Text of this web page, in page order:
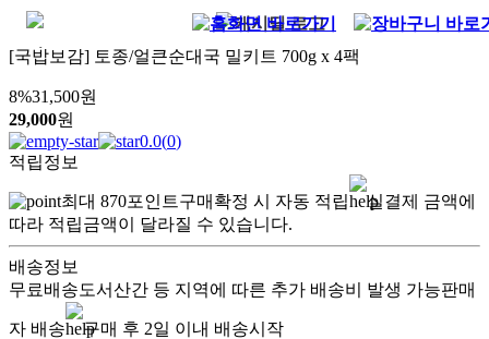
[국밥보감] 토종/얼큰순대국 밀키트 700g x 4팩
8%31,500원
29,000원
0.0(0)
적립정보
최대 870포인트구매확정 시 자동 적립
실결제 금액에
따라 적립금액이 달라질 수 있습니다.
배송정보
무료배송도서산간 등 지역에 따른 추가 배송비 발생 가능판매
자 배송 구매 후 2일 이내 배송시작